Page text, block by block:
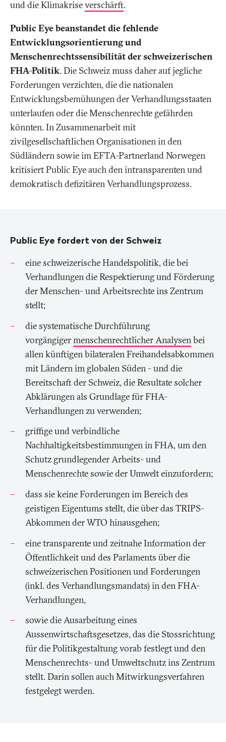
und die Klimakriseverschärft.
Public Eye beanstandet die fehlende
Entwicklungsorientierung und
Menschenrechtssensibilität der schweizerischen
FHA-Politik. Die Schweiz muss daher auf jegliche
Forderungen verzichten, die die nationalen
Entwicklungsbemühungen der Verhandlungsstaaten
unterlaufen oder die Menschenrechte gefährden
könnten. In Zusammenarbeit mit
zivilgesellschaftlichen Organisationen in den
Südländern sowie im EFTA-Partnerland Norwegen
kritisiert Public Eye auch den intransparenten und
demokratisch defizitären Verhandlungsprozess.
Public Eye fordert von der Schweiz
eine schweizerische Handelspolitik, die bei
Verhandlungen die Respektierung und Förderung
der Menschen- und Arbeitsrechte ins Zentrum
stellt;
die systematische Durchführung
vorgängigermenschenrechtlicher Analysenbei
allen künftigen bilateralen Freihandelsabkommen
mit Ländern im globalen Süden - und die
Bereitschaft der Schweiz, die Resultate solcher
Abklärungen als Grundlage für FHA-
Verhandlungen zu verwenden;
griffige und verbindliche
Nachhaltigkeitsbestimmungen in FHA, um den
Schutz grundlegender Arbeits- und
Menschenrechte sowie der Umwelt einzufordern;
dass sie keine Forderungen im Bereich des
geistigen Eigentums stellt, die über das TRIPS-
Abkommen der WTO hinausgehen;
eine transparente und zeitnahe Information der
Öffentlichkeit und des Parlaments über die
schweizerischen Positionen und Forderungen
(inkl. des Verhandlungsmandats) in den FHA-
Verhandlungen,
sowie die Ausarbeitung eines
Aussenwirtschaftsgesetzes, das die Stossrichtung
für die Politikgestaltung vorab festlegt und den
Menschenrechts- und Umweltschutz ins Zentrum
stellt. Darin sollen auch Mitwirkungsverfahren
festgelegt werden.